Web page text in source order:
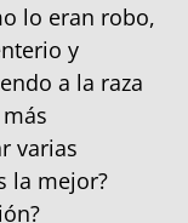
lo eran robo,
y
a la raza
varias
la mejor?